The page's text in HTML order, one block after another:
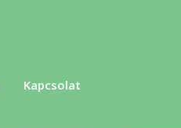
Kapcsolat